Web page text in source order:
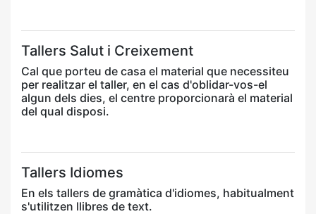
Tallers Salut i Creixement
Cal que porteu de casa el material que necessiteu
per realitzar el taller, en el cas d'oblidar-vos-el
algun dels dies, el centre proporcionarà el material
del qual disposi.
Tallers Idiomes
En els tallers de gramàtica d'idiomes, habitualment
s'utilitzen llibres de text.